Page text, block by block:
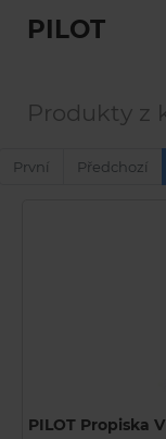
PILOT
Produkty z
První Předchozí
PILOT Propiska